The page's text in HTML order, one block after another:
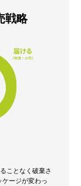
戦略
ことなく破棄さ
ケージが変わっ